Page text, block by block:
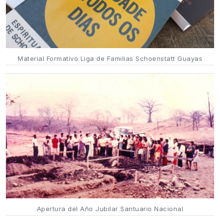
Material Formativo Liga de Familias Schoenstatt Guayas
Apertura del Año Jubilar Santuario Nacional